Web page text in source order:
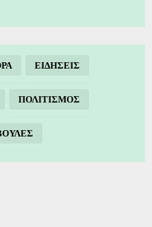
ΕΙΔΗΣΕΙΣ
ΠΟΛΙΤΙΣΜΟΣ